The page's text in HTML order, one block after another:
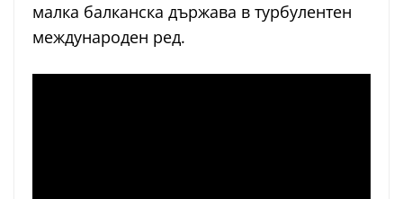
малка балканска държава в турбулентен
международен ред.